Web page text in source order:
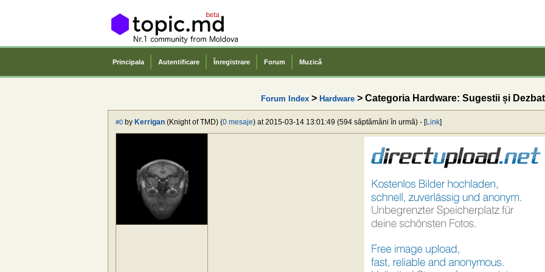
Principala Autentificare Înregistrare Forum Muzică
Forum Index > Hardware > Categoria Hardware: Sugestii și
#0 by Kerrigan (Knight of TMD) (0 mesaje) at 2015-03-14 13:01:49 (594 săptămâni în urmă) - [Link]